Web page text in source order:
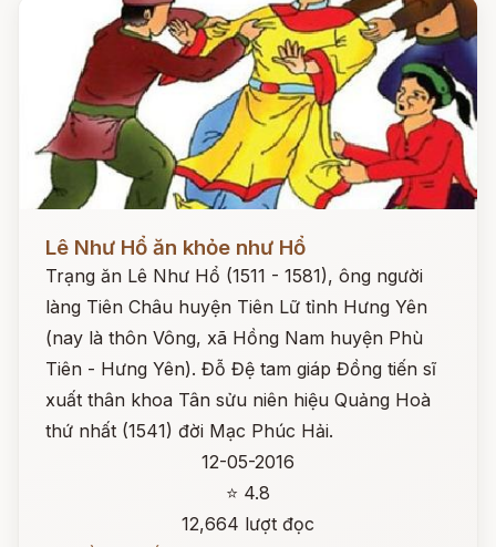
Lê Như Hổ ăn khỏe như Hổ
Trạng ăn Lê Như Hổ (1511 - 1581), ông người
làng Tiên Châu huyện Tiên Lữ tỉnh Hưng Yên
(nay là thôn Vông, xã Hồng Nam huyện Phù
Tiên - Hưng Yên). Đỗ Đệ tam giáp Đồng tiến sĩ
xuất thân khoa Tân sửu niên hiệu Quảng Hoà
thứ nhất (1541) đời Mạc Phúc Hải.
12-05-2016
⭐ 4.8
12,664 lượt đọc